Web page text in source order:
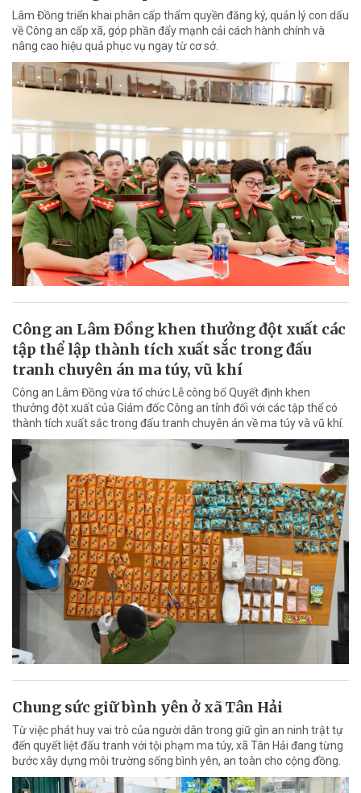
Lâm Đồng triển khai phân cấp thẩm quyền đăng ký, quản lý con dấu
về Công an cấp xã, góp phần đẩy mạnh cải cách hành chính và
nâng cao hiệu quả phục vụ ngay từ cơ sở.
Công an Lâm Đồng khen thưởng đột xuất các
tập thể lập thành tích xuất sắc trong đấu
tranh chuyên án ma túy, vũ khí
Công an Lâm Đồng vừa tổ chức Lễ công bố Quyết định khen
thưởng đột xuất của Giám đốc Công an tỉnh đối với các tập thể có
thành tích xuất sắc trong đấu tranh chuyên án về ma túy và vũ khí.
Chung sức giữ bình yên ở xã Tân Hải
Từ việc phát huy vai trò của người dân trong giữ gìn an ninh trật tự
đến quyết liệt đấu tranh với tội phạm ma túy, xã Tân Hải đang từng
bước xây dựng môi trường sống bình yên, an toàn cho cộng đồng.